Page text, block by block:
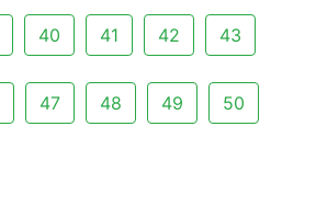
40 41 42 43
47 48 49 50